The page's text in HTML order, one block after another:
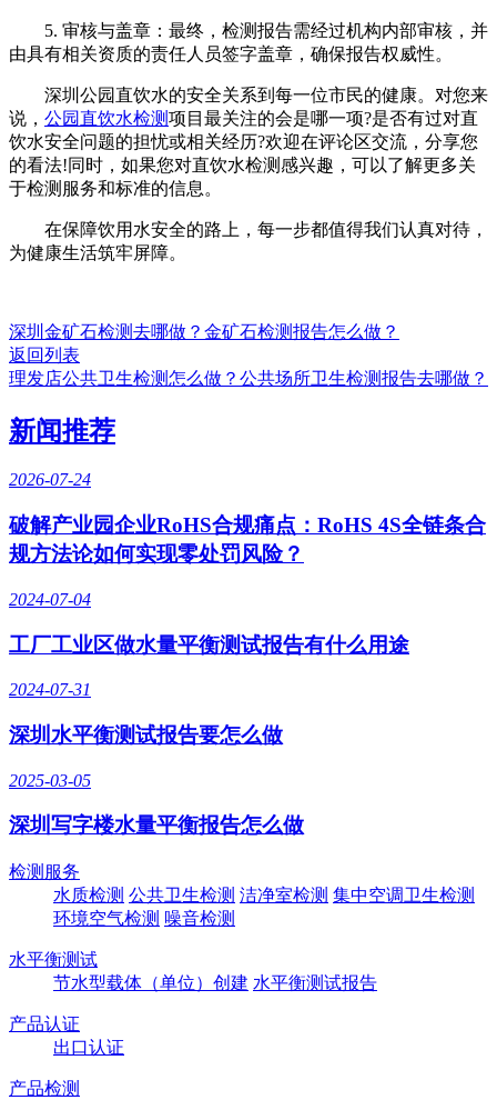
5. 审核与盖章：最终，检测报告需经过机构内部审核，并
由具有相关资质的责任人员签字盖章，确保报告权威性。
深圳公园直饮水的安全关系到每一位市民的健康。对您来
说， 公园直饮水检测项目最关注的会是哪一项?是否有过对直
饮水安全问题的担忧或相关经历?欢迎在评论区交流，分享您
的看法!同时，如果您对直饮水检测感兴趣，可以了解更多关
于检测服务和标准的信息。
在保障饮用水安全的路上，每一步都值得我们认真对待，
为健康生活筑牢屏障。
深圳金矿石检测去哪做？金矿石检测报告怎么做？
返回列表
理发店公共卫生检测怎么做？公共场所卫生检测报告去哪做？
新闻推荐
2026-07-24
破解产业园企业RoHS合规痛点：RoHS 4S全链条合
规方法论如何实现零处罚风险？
2024-07-04
工厂工业区做水量平衡测试报告有什么用途
2024-07-31
深圳水平衡测试报告要怎么做
2025-03-05
深圳写字楼水量平衡报告怎么做
检测服务
水质检测 公共卫生检测 洁净室检测 集中空调卫生检测
环境空气检测 噪音检测
水平衡测试
节水型载体（单位）创建 水平衡测试报告
产品认证
出口认证
产品检测